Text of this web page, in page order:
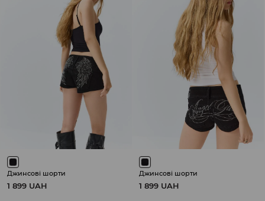
Джинсові шорти
1 899 UAH
Джинсові шорти
1 899 UAH